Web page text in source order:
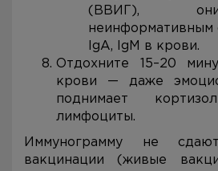
(ВВИГ),
неинформативным
IgA, IgM в крови.
Отдохните 15–20
крови — даже
поднимает
лимфоциты.
Иммунограмму не
вакцинации (живые